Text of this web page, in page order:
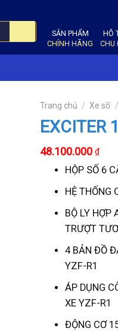
SẢN PHẨM
CHÍNH HÃNG
HỖ
CHU
Trang chủ / Xe số /
EXCITER
Giá
51.000.000 ₫.
48.100.000₫Giá
tại
HỘP SỐ 6
HỆ THỐNG
BỘ LY HỢP
TRƯỢT
4 BẢN ĐỒ
YZF-R1
ÁP DỤNG
XE YZF-R1
ĐỘNG CƠ